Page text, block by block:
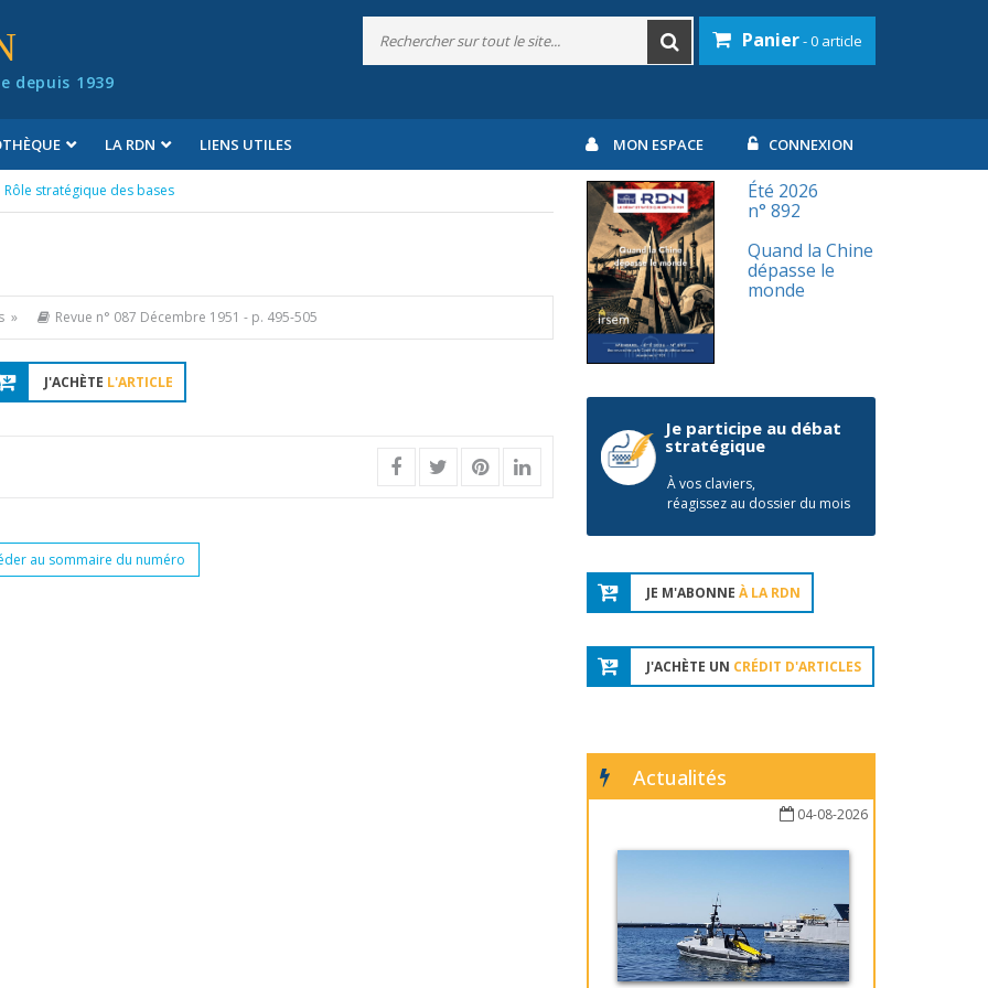
depuis 1939
Panier- 0 article
LA RDN LIENS UTILES MON ESPACE CONNEXION
Rôle stratégique des bases
» Revue n° 087 Décembre 1951 - p. 495-505
J'ACHÈTE L'ARTICLE
au sommaire du numéro
Été 2026
n° 892
Quand la Chine
dépasse le
monde
Je participe au débat
stratégique
À vos claviers,
réagissez au dossier du mois
JE M'ABONNE À LA RDN
J'ACHÈTE UN CRÉDIT D'ARTICLES
Actualités
04-08-2026